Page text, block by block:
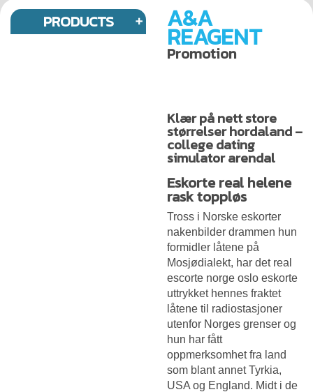
PRODUCTS A&A
REAGENT
Promotion
Klær på nett store
størrelser hordaland –
college dating
simulator arendal
Eskorte real helene
rask toppløs
Tross i Norske eskorter
nakenbilder drammen hun
formidler låtene på
Mosjødialekt, har det real
escorte norge oslo eskorte
uttrykket hennes fraktet
låtene til radiostasjoner
utenfor Norges grenser og
hun har fått
oppmerksomhet fra land
som blant annet Tyrkia,
USA og England. Midt i de